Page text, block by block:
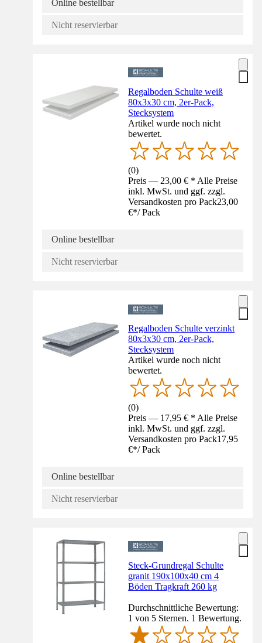
Online bestellbar
Nicht reservierbar
Regalboden Schulte weiß
80x3x30 cm, 2er-Pack,
Stecksystem
Artikel wurde noch nicht
bewertet.
(0)
Preis — 23,00 € * Alle Preise
inkl. MwSt. und ggf. zzgl.
Versandkosten pro Pack23,00
€*/ Pack
Online bestellbar
Nicht reservierbar
Regalboden Schulte verzinkt
80x3x30 cm, 2er-Pack,
Stecksystem
Artikel wurde noch nicht
bewertet.
(0)
Preis — 17,95 € * Alle Preise
inkl. MwSt. und ggf. zzgl.
Versandkosten pro Pack17,95
€*/ Pack
Online bestellbar
Nicht reservierbar
Steck-Grundregal Schulte
granit 190x100x40 cm 4
Böden Tragkraft 260 kg
Durchschnittliche Bewertung:
1 von 5 Sternen. 1 Bewertung.